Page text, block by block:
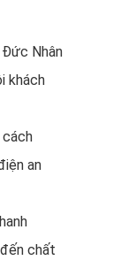
Nhân
khách
an
chất